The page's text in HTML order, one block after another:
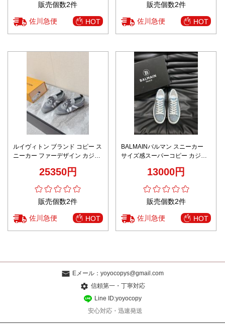
販売個数2件
佐川急便 HOT
販売個数2件
佐川急便 HOT
ルイヴィトン ブランド コピー ス
ニーカー ファーデザイン カジュ
25350円
販売個数2件
佐川急便 HOT
BALMAINバルマン スニーカー
サイズ感スーパーコピー カジュ
品質 ブルー13000円
販売個数2件
佐川急便 HOT
Eメール： yoyocopys@gmail.com
信頼第一・丁寧対応
Line ID:yoyocopy
安心対応・迅速発送